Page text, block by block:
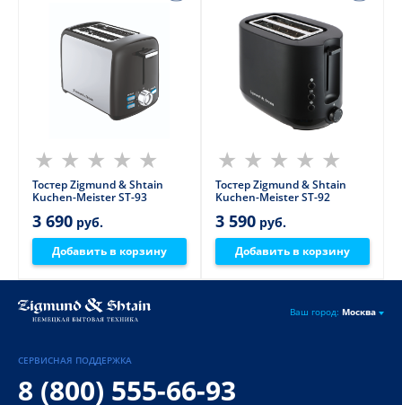
Тостер Zigmund & Shtain
Kuchen-Meister ST-93
3 690 руб.
Добавить в корзину
Тостер Zigmund & Shtain
Kuchen-Meister ST-92
3 590 руб.
Добавить в корзину
Ваш город: Москва
СЕРВИСНАЯ ПОДДЕРЖКА
8 (800) 555-66-93